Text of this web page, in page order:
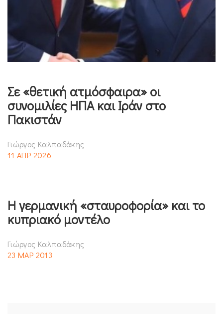
Σε «θετική ατμόσφαιρα» οι
συνομιλίες ΗΠΑ και Ιράν στο
Πακιστάν
Γιώργος Καλπαδάκης
11 ΑΠΡ 2026
Η γερμανική «σταυροφορία» και το
κυπριακό μοντέλο
Γιώργος Καλπαδάκης
23 ΜΑΡ 2013